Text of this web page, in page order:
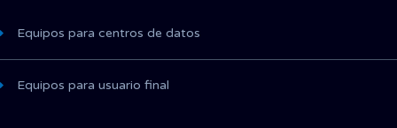
Equipos para centros de datos
Equipos para usuario final